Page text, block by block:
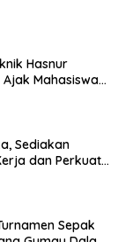
Hasnur
Ajak Mahasiswa
Sediakan
dan Perkuat
Sepak